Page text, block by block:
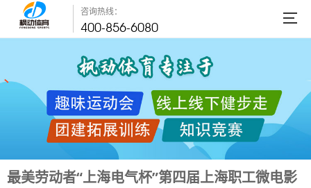
咨询热线：
400-856-6080
最美劳动者“上海电气杯”第四届上海职工微电影